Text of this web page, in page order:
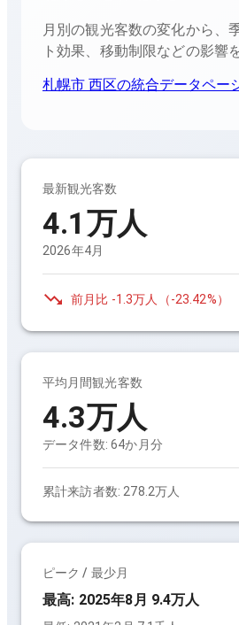
月別の観光客数の変化から、
ト効果、移動制限などの影響
札幌市 西区の統合データペー
最新観光客数
4.1万人
2026年4月
前月比 -1.3万人 （-23.42%）
平均月間観光客数
4.3万人
データ件数:64か月分
累計来訪者数: 278.2万人
ピーク / 最少月
最高: 2025年8月 9.4万人